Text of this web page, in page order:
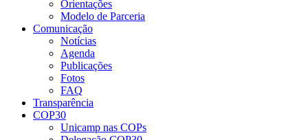
Orientações
Modelo de Parceria
Comunicação
Notícias
Agenda
Publicações
Fotos
FAQ
Transparência
COP30
Unicamp nas COPs